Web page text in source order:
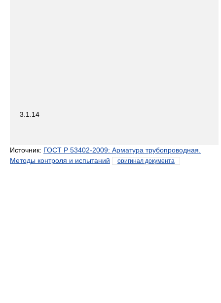
3.1.14
Источник: ГОСТ Р 53402-2009: Арматура трубопроводная.
Методы контроля и испытаний
оригинал документа